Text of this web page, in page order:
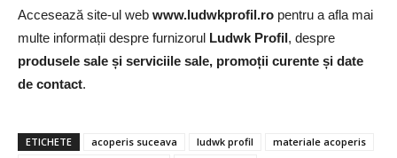
Accesează site-ul web www.ludwkprofil.ro pentru a afla mai
multe informații despre furnizorul Ludwk Profil, despre
produsele sale și serviciile sale, promoții curente și date
de contact.
ETICHETE acoperis suceava ludwk profil
materiale acoperis